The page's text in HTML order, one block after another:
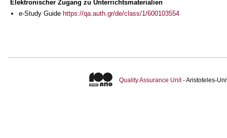
Elektronischer Zugang zu Unterrichtsmaterialien
e-Study Guide https://qa.auth.gr/de/class/1/600103554
Quality Assurance Unit- Aristoteles-